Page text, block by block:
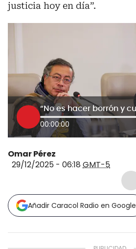
justicia hoy en día”.
00:00:00
Omar Pérez
29/12/2025 - 06:18 GMT-5
Añadir Caracol Radio en Google